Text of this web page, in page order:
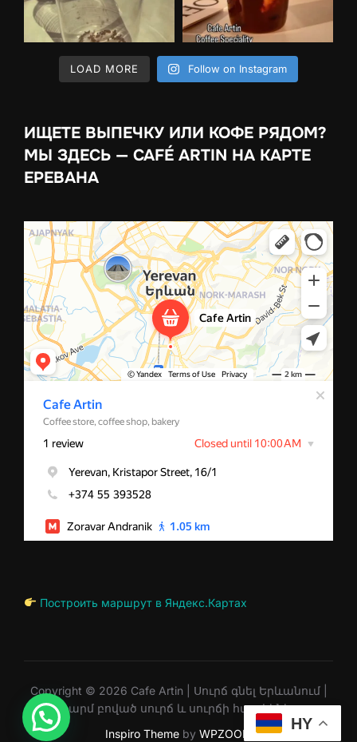
LOAD MORE Follow on Instagram
ИЩЕТЕ ВЫПЕЧКУ ИЛИ КОФЕ РЯДОМ?
МЫ ЗДЕСЬ — CAFÉ ARTIN НА КАРТЕ
ЕРЕВАНА
Построить маршрут в Яндекс.Картах
Copyright © 2026 Cafe Artin | Սուրճ գնել Երևանում |
Թարմ բոված սուրճ և սուրճի հատիկներ
Inspiro Themeby WPZOOM
HY